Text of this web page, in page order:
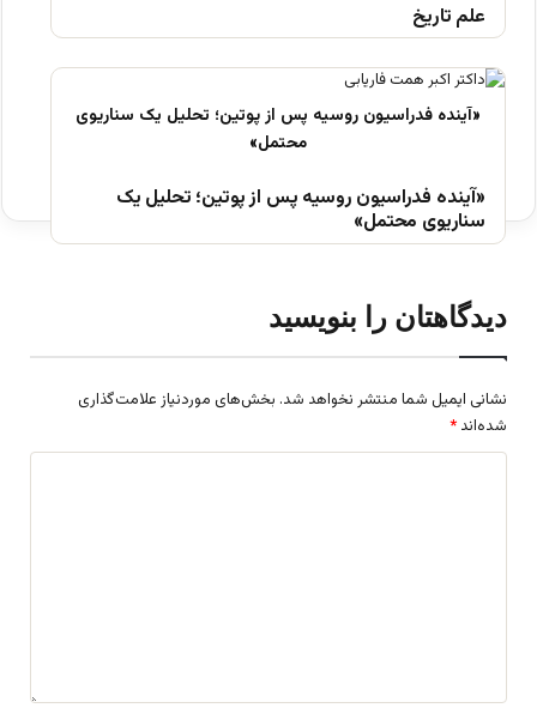
علم تاریخ
«آینده فدراسیون روسیه پس از پوتین؛ تحلیل یک
سناریوی محتمل»
دیدگاهتان را بنویسید
نشانی ایمیل شما منتشر نخواهد شد. بخش‌های موردنیاز علامت‌گذاری
شده‌اند *